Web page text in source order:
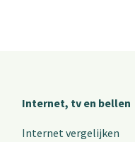
Internet, tv en bellen
Internet vergelijken